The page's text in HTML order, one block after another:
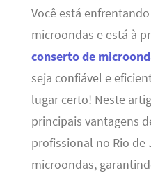
Você está
microondas e está à
conserto de
seja confiável e
lugar certo! Neste
principais vantagens
profissional no Rio de
microondas,